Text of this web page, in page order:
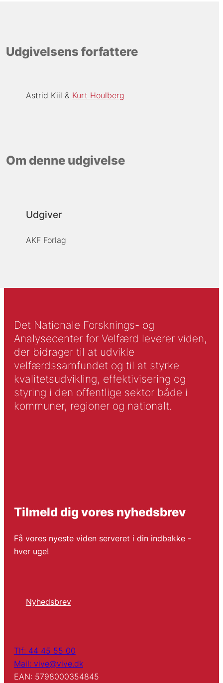
Udgivelsens forfattere
Astrid Kiil Kurt Houlberg
Om denne udgivelse
Udgiver
AKF Forlag
Det Nationale Forsknings- og
Analysecenter for Velfærd leverer viden,
der bidrager til at udvikle
velfærdssamfundet og til at styrke
kvalitetsudvikling, effektivisering og
styring i den offentlige sektor både i
kommuner, regioner og nationalt.
Tilmeld dig vores nyhedsbrev
Få vores nyeste viden serveret i din indbakke -
hver uge!
Nyhedsbrev
Tlf: 44 45 55 00
Mail: vive@vive.dk
EAN: 5798000354845